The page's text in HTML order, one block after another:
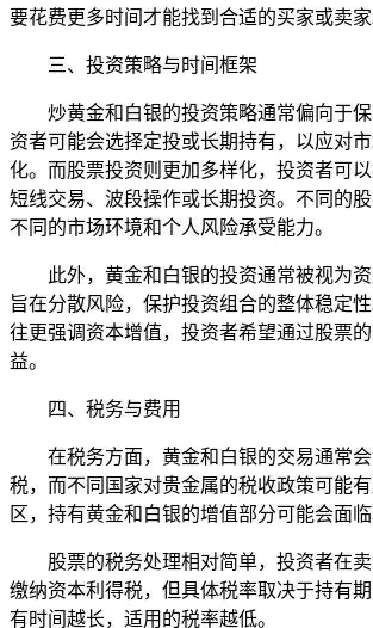
要花费更多时间才能找到合适的买家或卖家
三、投资策略与时间框架
炒黄金和白银的投资策略通常偏向于
资者可能会选择定投或长期持有，以应对
化。而股票投资则更加多样化，投资者可
短线交易、波段操作或长期投资。不同的
不同的市场环境和个人风险承受能力。
此外，黄金和白银的投资通常被视为资
旨在分散风险，保护投资组合的整体稳定
往更强调资本增值，投资者希望通过股票
益。
四、税务与费用
在税务方面，黄金和白银的交易通常
税，而不同国家对贵金属的税收政策可能
区，持有黄金和白银的增值部分可能会面临
股票的税务处理相对简单，投资者在
缴纳资本利得税，但具体税率取决于持有
有时间越长，适用的税率越低。